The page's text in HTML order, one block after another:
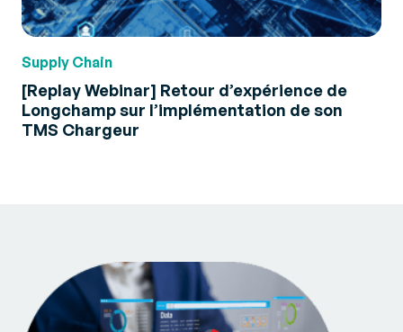
Supply Chain
[Replay Webinar] Retour d’expérience de
Longchamp sur l’implémentation de son
TMS Chargeur